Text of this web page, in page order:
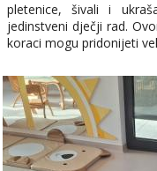
pletenice, šivali i
jedinstveni dječji rad.
koraci mogu pridonijeti